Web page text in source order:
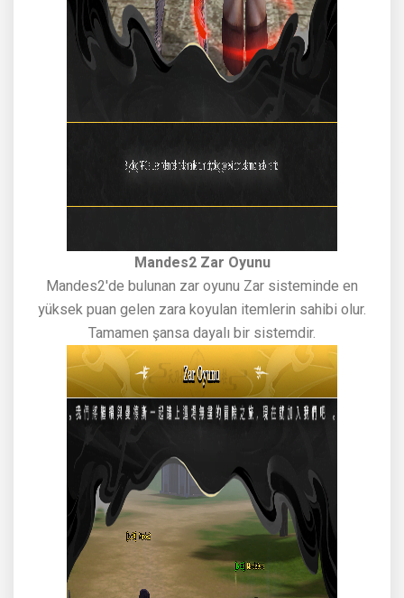
Mandes2 Zar Oyunu
Mandes2'de bulunan zar oyunu Zar sisteminde en
yüksek puan gelen zara koyulan itemlerin sahibi olur.
Tamamen şansa dayalı bir sistemdir.